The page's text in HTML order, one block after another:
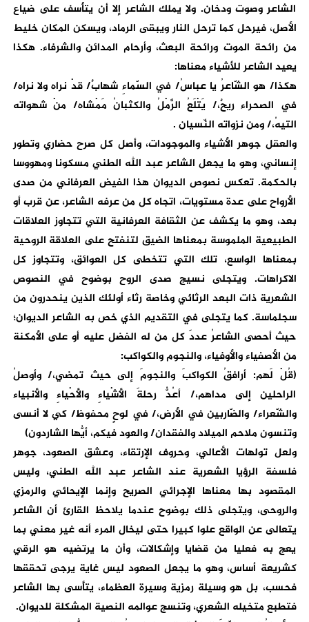
الشاعر وصوت ودخان. ولا يملك الشاعر إلا أن يتأسف على ضياع
الأصل، فيرحل كما ترحل النار ويبقى الرماد، ويسكن المكان خليط
من رائحة الموت ورائحة البعث، وأرحام المدائن والشرفاء. هكذا
يعيد الشاعر للأشياء معناها:
هكذا/ هو الشّاعرُ يا عباسُ/ في السّماءِ شهابٌ/ قدْ نراه ولا نراه/
في الصحراء ريحٌ،/ يَتْلَعُ الرَّمْلُ والكثبانُ مَمْشاه/ منْ شهواته
التيهُ،/ ومن نزواته النّسيان .
والعقل جوهر الأشياء والموجودات، وأصل كل صرح حضاري وتطور
إنساني، وهو ما يجعل الشاعر عبد الله الطني مسكونا ومهووسا
بالحكمة. تعكس نصوص الديوان هذا الفيض العرفاني من صدى
الأرواح على عدة مستويات، اتجاه كل من عرفه الشاعر، عن قرب أو
بعد، وهو ما يكشف عن الثقافة العرفانية التي تتجاوز العلاقات
الطبيعية الملموسة بمعناها الضيق لتنفتح على العلاقة الروحية
بمعناها الواسع، تلك التي تتخطى كل العوائق، وتتجاوز كل
الاكراهات. ويتجلى نسيج صدى الروح بوضوح في النصوص
الشعرية ذات البعد الرثائي وخاصة رثاء أولئك الذين ينحدرون من
سجلماسة. كما يتجلى في التقديم الذي خص به الشاعر الديوان؛
حيث أحصى الشاعرُ عددَ كل من له الفضل عليه أو على الأمكنة
من الأصفياء والأوفياء، والنجوم والكواكب:
(قُلْ لَهم: أرافقُ الكواكبَ والنجومَ إلى حيث تمضي،/ وأوصلُ
الراحلين إلى مداهم،/ أعُدُّ رحلةَ الأشْياءِ والأحْياءِ والأنبياء
والشّعراء/ والضّاربين في الأرض،/ في لوحٍ محفوظ/ كي لا أنسى
وتنسون ملاحم الميلاد والفقدان/ والعود فيكم، أيُّها الشاردون)
ولعل تولهات الأعالي، وحروف الإرتقاء، وعشق الصعود، جوهر
فلسفة الرؤيا الشعرية عند الشاعر عبد الله الطني، وليس
المقصود بها معناها الإجرائي الصريح وإنما الإيحائي والرمزي
والروحى، ويتجلى ذلك بوضوح عندما يلاحظ القارئ أن الشاعر
يتعالى عن الواقع علوا كبيرا حتى ليخال المرء أنه غير معني بما
يعج به فعليا من قضايا وإشكالات، وأن ما يرتضيه هو الرقي
كشريعة أساس، وهو ما يجعل الصعود ليس غاية يرجى تحققها
فحسب، بل هو وسيلة رمزية وسيرة العظماء، يتأسى بها الشاعر
فتطبع متخيله الشعري، وتنسج عوالمه النصية المشكلة للديوان.